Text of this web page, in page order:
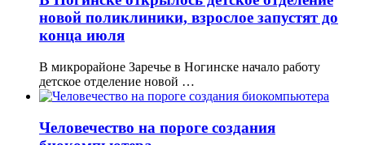
новой поликлиники, взрослое запустят до
конца июля
В микрорайоне Заречье в Ногинске начало работу
детское отделение новой …
Человечество на пороге создания